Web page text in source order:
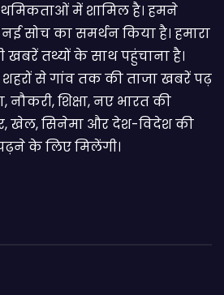
में शामिल है। हमने
सोच का समर्थन किया है। हमारा
तथ्यों के साथ पहुंचाना है।
से गांव तक की ताजा खबरें पढ़
शिक्षा, नए भारत की
खेल, सिनेमा और देश-विदेश की
के लिए मिलेंगी।